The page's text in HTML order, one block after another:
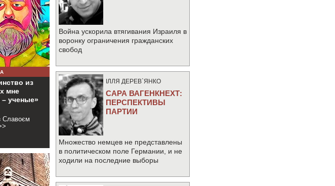
из
мне
ученые»
Славоєм
Война ускорила втягивания Израиля в
воронку ограничения гражданских
свобод
IЛЛЯ ДЕРЕВ`ЯНКО
САРА ВАГЕНКНЕХТ:
ПЕРСПЕКТИВЫ
ПАРТИИ
Множество немцев не представлены
в политическом поле Германии, и не
ходили на последние выборы